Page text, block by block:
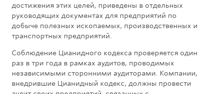
достижения этих целей, приведены в отдельных
руководящих документах для предприятий по
добыче полезных ископаемых, производственных и
транспортных предприятий.
Соблюдение Цианидного кодекса проверяется один
раз в три года в рамках аудитов, проводимых
независимыми сторонними аудиторами. Компании,
внедрившие Цианидный кодекс, должны провести